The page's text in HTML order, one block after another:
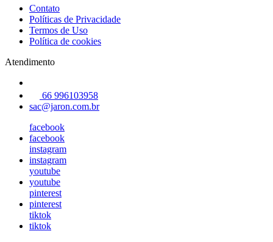
Contato
Políticas de Privacidade
Termos de Uso
Política de cookies
Atendimento
66 996103958
sac@jaron.com.br
facebook
facebook
instagram
instagram
youtube
youtube
pinterest
pinterest
tiktok
tiktok